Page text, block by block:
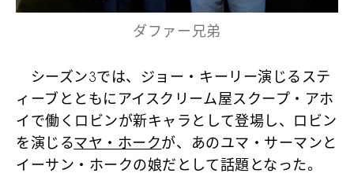
ダファー兄弟
シーズン3では、ジョー・キーリー演じるステ
ィーブとともにアイスクリーム屋スクープ・アホ
イで働くロビンが新キャラとして登場し、ロビン
を演じるマヤ・ホークが、あのユマ・サーマンと
イーサン・ホークの娘だとして話題となった。